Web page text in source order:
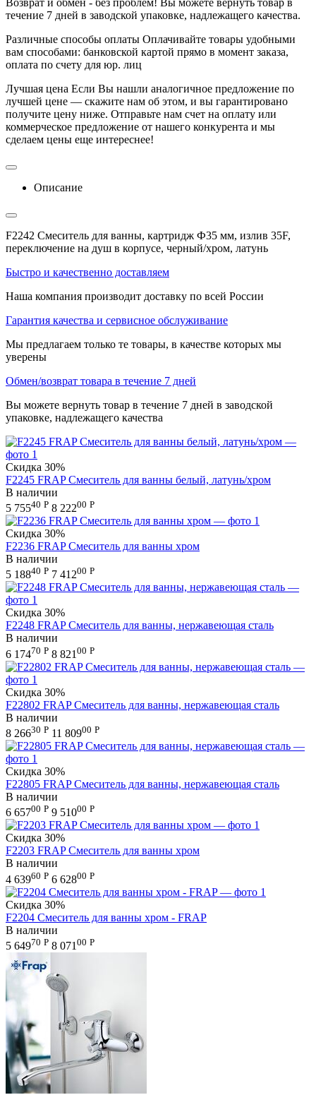
течение 7 дней в заводской упаковке, надлежащего качества.
Различные способы оплаты Оплачивайте товары удобными
вам способами: банковской картой прямо в момент заказа,
оплата по счету для юр. лиц
Лучшая цена Если Вы нашли аналогичное предложение по
лучшей цене — скажите нам об этом, и вы гарантировано
получите цену ниже. Отправьте нам счет на оплату или
коммерческое предложение от нашего конкурента и мы
сделаем цены еще интереснее!
Описание
F2242 Смеситель для ванны, картридж Ф35 мм, излив 35F,
переключение на душ в корпусе, черный/хром, латунь
Быстро и качественно доставляем
Наша компания производит доставку по всей России
Гарантия качества и сервисное обслуживание
Мы предлагаем только те товары, в качестве которых мы
уверены
Обмен/возврат товара в течение 7 дней
Вы можете вернуть товар в течение 7 дней в заводской
упаковке, надлежащего качества
Скидка 30%
F2245 FRAP Смеситель для ванны белый, латунь/хром
В наличии
5 75540 Р 8 22200 Р
Скидка 30%
F2236 FRAP Смеситель для ванны хром
В наличии
5 18840 Р 7 41200 Р
Скидка 30%
F2248 FRAP Смеситель для ванны, нержавеющая сталь
В наличии
6 17470 Р 8 821 00 Р
Скидка 30%
F22802 FRAP Смеситель для ванны, нержавеющая сталь
В наличии
8 26630 Р 11 80900 Р
Скидка 30%
F22805 FRAP Смеситель для ванны, нержавеющая сталь
В наличии
6 65700 Р 9 51000 Р
Скидка 30%
F2203 FRAP Смеситель для ванны хром
В наличии
4 63960 Р 6 62800 Р
Скидка 30%
F2204 Смеситель для ванны хром - FRAP
В наличии
5 64970 Р 8 071 00 Р